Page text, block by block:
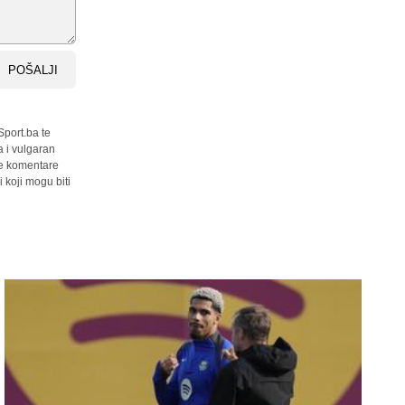
POŠALJI
te
i vulgaran
komentare
koji mogu biti